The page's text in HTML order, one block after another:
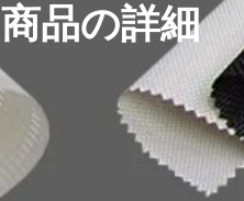
商品の詳細